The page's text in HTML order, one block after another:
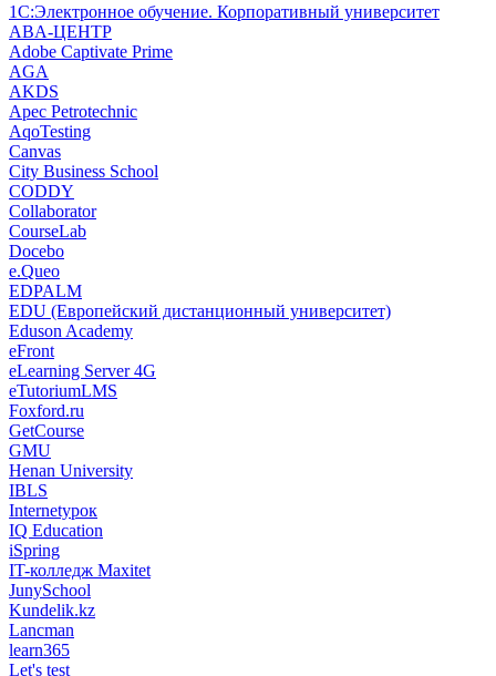
1С:Электронное обучение. Корпоративный университет
ABA-ЦЕНТР
Adobe Captivate Prime
AGA
AKDS
Apec Petrotechnic
AqoTesting
Canvas
City Business School
CODDY
Collaborator
CourseLab
Docebo
e.Queo
EDPALM
EDU (Европейский дистанционный университет)
Eduson Academy
eFront
eLearning Server 4G
eTutoriumLMS
Foxford.ru
GetCourse
GMU
Henan University
IBLS
Internetурок
IQ Education
iSpring
IT-колледж Maxitet
JunySchool
Kundelik.kz
Lancman
learn365
Let's test